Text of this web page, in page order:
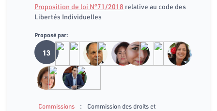
Proposition de loi N°71/2018 relative au code des
Libertés Individuelles
Proposé par:
13
Commissions :
Commission des droits et